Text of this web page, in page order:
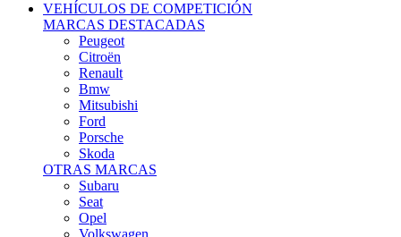
VEHÍCULOS DE COMPETICIÓN
MARCAS DESTACADAS
Peugeot
Citroën
Renault
Bmw
Mitsubishi
Ford
Porsche
Skoda
OTRAS MARCAS
Subaru
Seat
Opel
Volkswagen